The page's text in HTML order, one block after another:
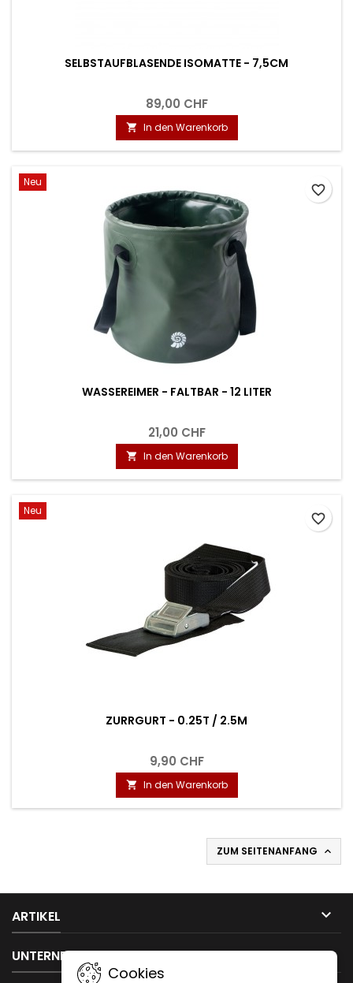
SELBSTAUFBLASENDE ISOMATTE - 7,5CM
89,00 CHF
 In den Warenkorb
Neu
WASSEREIMER - FALTBAR - 12 LITER
21,00 CHF
 In den Warenkorb
favorite_border
Neu
ZURRGURT - 0.25T / 2.5M
9,90 CHF
 In den Warenkorb
favorite_border
ZUM SEITENANFANG 
ARTIKEL 
UNTERNEHMEN 
Cookies